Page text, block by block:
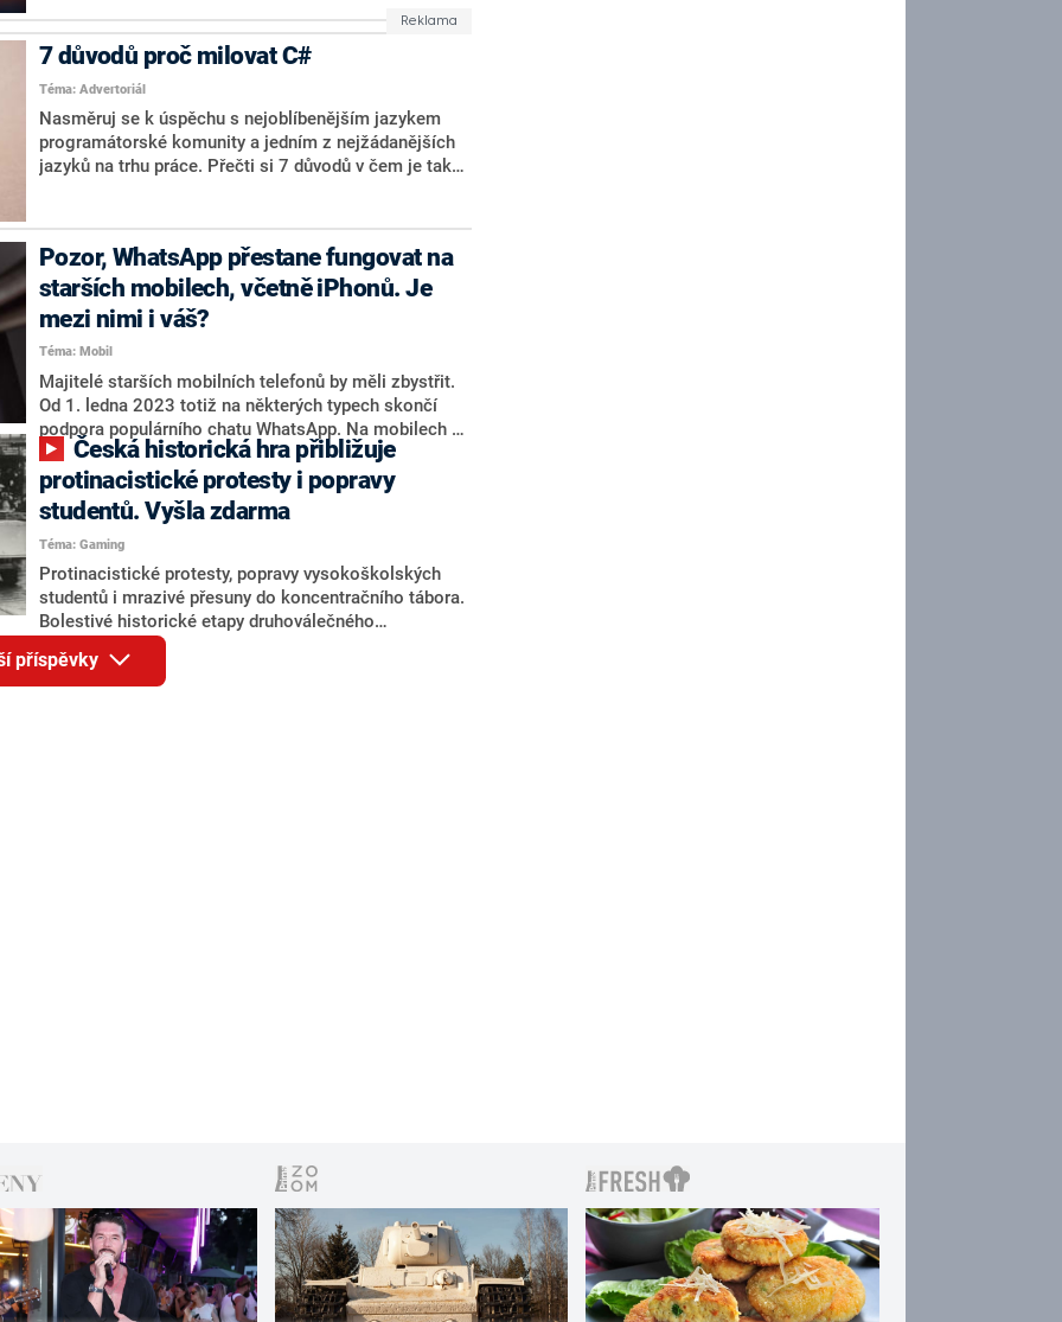
aplikaci pro Android nebo iOS a najděte, na co se
dívat.
7 důvodů proč milovat C#
Téma: Advertoriál
Nasměruj se k úspěchu s nejoblíbenějším jazykem
programátorské komunity a jedním z nejžádanějších
jazyků na trhu práce. Přečti si 7 důvodů v čem je tak
Pozor, WhatsApp přestane fungovat na
starších mobilech, včetně iPhonů. Je
mezi nimi i váš?
Téma: Mobil
Majitelé starších mobilních telefonů by měli zbystřit.
Od 1. ledna 2023 totiž na některých typech skončí
podpora populárního chatu WhatsApp. Na mobilech se
staršími operačními systémy tak aplikace může
přestat fungovat. Společnost Meta, která za
WhatsAppem stojí, zveřejnila seznam modelů, kterých
se ukončení podpory týká. Pokud mezi nimi najdete i
svůj telefon a aplikaci chce užívat, nákupu novějšího
zařízení se nevyhnete.
protinacistické protesty i popravy
studentů. Vyšla zdarma
Téma: Gaming
Protinacistické protesty, popravy vysokoškolských
studentů i mrazivé přesuny do koncentračního tábora.
Bolestivé historické etapy druhoválečného
Československa připomíná nová česká hra Train to
Sachsenhausen, za kterou stojí vývojáři ze studia
Charles Games a historici z organizace Živá paměť.
příspěvky